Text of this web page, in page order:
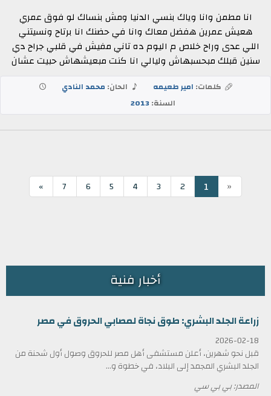
انا مطمن وانا وياك بنسي الدنيا ومش بنساك لو فوق عمري
هعيش عمرين هفضل معاك وانا في حضنك انا برتاح ونسيتني
اللي عدى وراح خلاص م اليوم ده تاني مفيش في قلبي جراح دي
سنين قبلك مبحسبهاش وليالي انا كنت مبعيشهاش حبيت عشان
كلمات: امير طعيمه الحان: محمد النادي
السنة:2013
«
1
2
3
4
5
6
7
»
أخبار فنية
زراعة الجلد البشري: طوق نجاة لمصابي الحروق في مصر
2026-02-18
قبل نحو شهرين، أعلن مستشفى أهل مصر للحروق وصول أول شحنة من
الجلد البشري المجمد إلى البلاد، في خطوة و...
المصدر: بي بي سي